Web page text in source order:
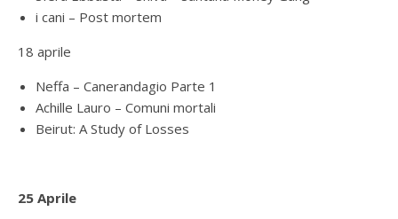
i cani – Post mortem
18 aprile
Neffa – Canerandagio Parte 1
Achille Lauro – Comuni mortali
Beirut: A Study of Losses
25 Aprile